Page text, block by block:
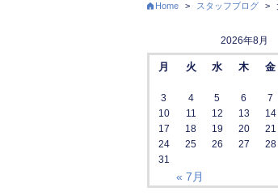
Home > スタッフブログ >
2026年8月
月 火 水 木 金
« 7月
3
4 5 6 7
10
11 12 13 14
17
18 19 20 21
24
25 26 27 28
31